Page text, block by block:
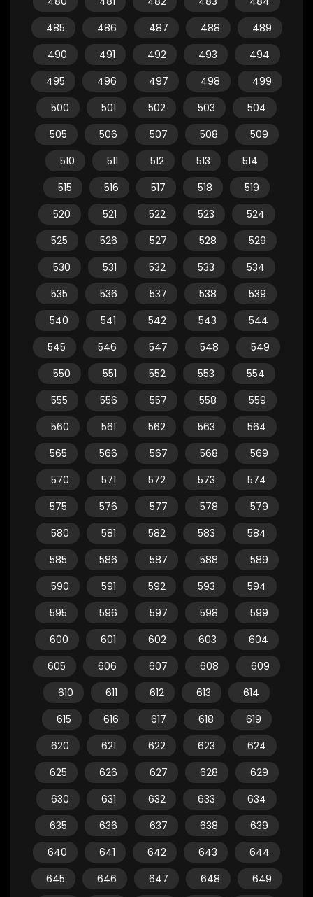
485
486 487 488
489
490
491 492 493
494
495
496 497 498
499
500
501 502 503
504
505
506 507 508
509
510
511 512 513
514
515
516 517 518
519
520
521 522 523
524
525
526 527 528
529
530
531 532 533
534
535
536 537 538
539
540
541 542 543
544
545
546 547 548
549
550
551 552 553
554
555
556 557 558
559
560
561 562 563
564
565
566 567 568
569
570
571 572 573
574
575
576 577 578
579
580
581 582 583
584
585
586 587 588
589
590
591 592 593
594
595
596 597 598
599
600
601 602 603
604
605
606 607 608
609
610
611 612 613
614
615
616 617 618
619
620
621 622 623
624
625
626 627 628
629
630
631 632 633
634
635
636 637 638
639
640
641 642 643
644
645
646 647 648
649